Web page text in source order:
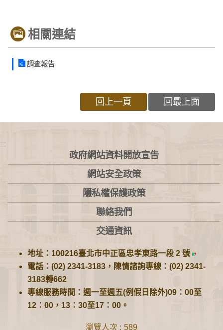
相關連結
調查報告
回上一頁 回最上面
:::
政府網站資料開放宣告
網站安全政策
隱私權保護政策
聯絡我們
交通資訊
地址：100216臺北市中正區忠孝東路一段 2 號
電話：(02) 2341-3183，陳情諮詢專線：(02) 2341-
3183轉662
專線服務時間：週一至週五(例假日除外)09：00至
12：00，13：30至17：00。
瀏覽人次 589